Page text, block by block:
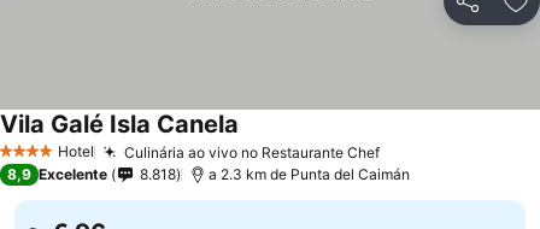
Partilhar
4 EstrelasHotel Culinária ao vivo no Restaurante Chef
Vila Galé Isla Canela
8,9 Excelente 8.818 a 2.3 km de Punta del Caimán